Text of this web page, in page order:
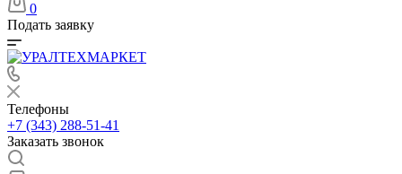
0
Подать заявку
Телефоны
+7 (343) 288-51-41
Заказать звонок